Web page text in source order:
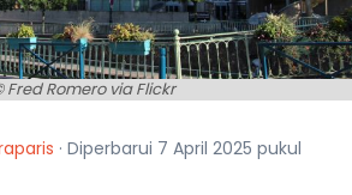
Fred Romero via Flickr
· Diperbarui 7 April 2025 pukul